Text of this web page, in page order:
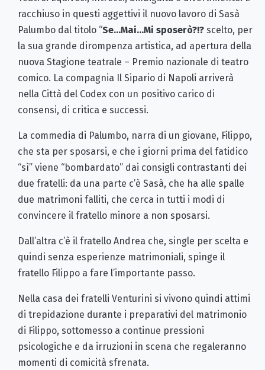
racchiuso in questi aggettivi il nuovo lavoro di Sasà
Palumbo dal titolo “Se…Mai…Mi sposerò?!? scelto, per
la sua grande dirompenza artistica, ad apertura della
nuova Stagione teatrale – Premio nazionale di teatro
comico. La compagnia Il Sipario di Napoli arriverà
nella Città del Codex con un positivo carico di
consensi, di critica e successi.
La commedia di Palumbo, narra di un giovane, Filippo,
che sta per sposarsi, e che i giorni prima del fatidico
“sì” viene “bombardato” dai consigli contrastanti dei
due fratelli: da una parte c’è Sasà, che ha alle spalle
due matrimoni falliti, che cerca in tutti i modi di
convincere il fratello minore a non sposarsi.
Dall’altra c’è il fratello Andrea che, single per scelta e
quindi senza esperienze matrimoniali, spinge il
fratello Filippo a fare l’importante passo.
Nella casa dei fratelli Venturini si vivono quindi attimi
di trepidazione durante i preparativi del matrimonio
di Filippo, sottomesso a continue pressioni
psicologiche e da irruzioni in scena che regaleranno
momenti di comicità sfrenata.